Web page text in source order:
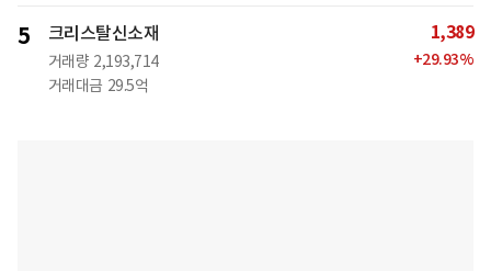
5 크리스탈신소재
거래량 2,193,714
거래대금 29.5억
1,389
+29.93%